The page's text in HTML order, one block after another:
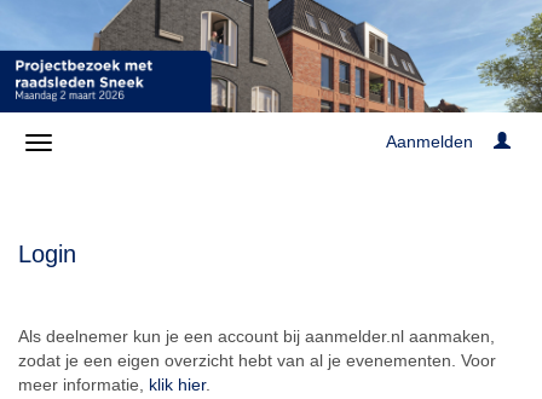
Aanmelden
Login
Als deelnemer kun je een account bij aanmelder.nl aanmaken,
zodat je een eigen overzicht hebt van al je evenementen. Voor
meer informatie, klik hier.